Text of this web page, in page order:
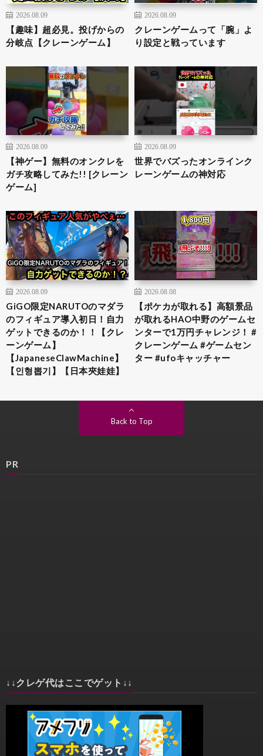
2026.08.09
【趣味】超必見。投げからの
分岐点【クレーンゲーム】
2026.08.09
クレーンゲームって「腕」よ
り設定と戦っています
2026.08.09
【神ゲー】無料のオンクレを
ガチ攻略してみた!! [クレーン
ゲーム]
2026.08.09
世界でバズったオンラインク
レーンゲームの神対応
2026.08.09
GiGO限定NARUTOのマダラ
のフィギュア導入初日！自力
ゲットできるのか！！【クレ
ーンゲーム】
【JapaneseClawMachine】
【인형뽑기】【日本夾娃娃】
2026.08.08
【ポケカが取れる】高額景品
が取れるHAO中野のゲームセ
ンターで1万円チャレンジ！ #
クレーンゲーム #ゲームセン
ター #ufoキャッチャー
Back to Top
PR
↓↓クレゲ代はここでゲット↓↓